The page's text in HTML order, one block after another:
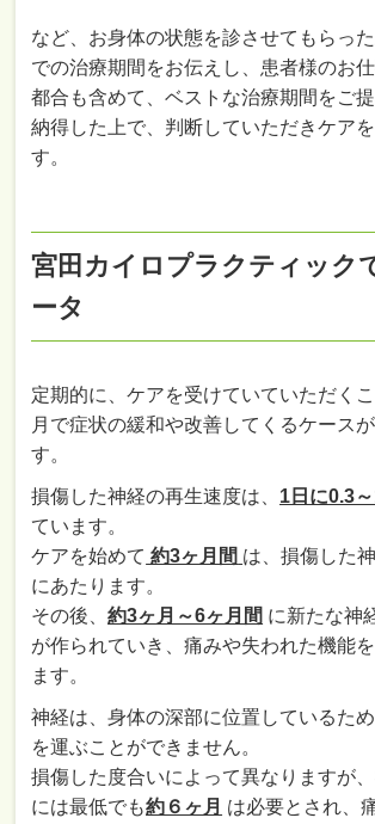
など、お身体の状態を診させてもらっ
での治療期間をお伝えし、患者様のお
都合も含めて、ベストな治療期間をご提
納得した上で、判断していただきケア
す。
宮田カイロプラクティック
ータ
定期的に、ケアを受けていていただく
月で症状の緩和や改善してくるケース
す。
損傷した神経の再生速度は、 1日に0.3
ています。
ケアを始めて 約3ヶ月間 は、損傷した
にあたります。
その後、約3ヶ月～6ヶ月間 に新たな神
が作られていき、痛みや失われた機能
ます。
神経は、身体の深部に位置しているた
を運ぶことができません。
損傷した度合いによって異なりますが
には最低でも約６ヶ月 は必要とされ、